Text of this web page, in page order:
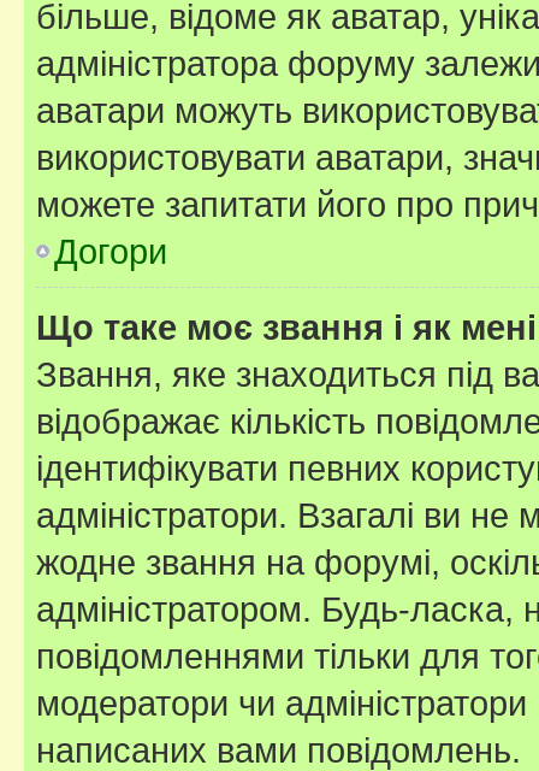
більше, відоме як аватар,
адміністратора форуму
аватари можуть
використовувати аватари,
можете запитати його про
Догори
Що таке моє звання і як
Звання, яке знаходиться під
відображає кількість
ідентифікувати певних
адміністратори. Взагалі ви
жодне звання на форумі,
адміністратором. Будь-
повідомленнями тільки для
модератори чи
написаних вами повідомлень.